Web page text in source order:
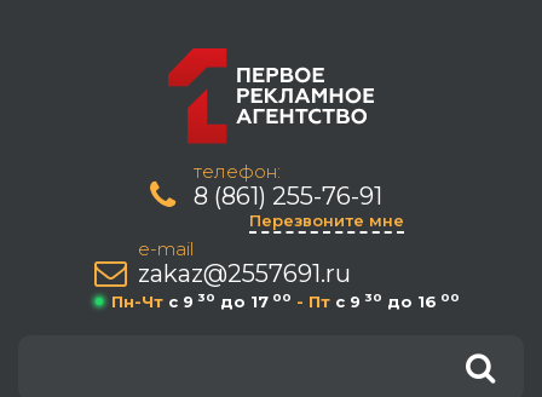
телефон:
8 (861) 255-76-91
Перезвоните мне
e-mail
zakaz@2557691.ru
Пн-Чт c 9 30 до 17 00 - Пт c 9 30 до 16 00